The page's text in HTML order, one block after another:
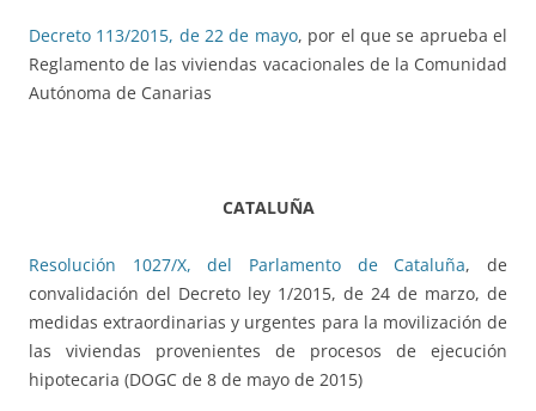
Decreto 113/2015, de 22 de mayo, por el que se aprueba el
Reglamento de las viviendas vacacionales de la Comunidad
Autónoma de Canarias
CATALUÑA
Resolución 1027/X, del Parlamento de Cataluña, de
convalidación del Decreto ley 1/2015, de 24 de marzo, de
medidas extraordinarias y urgentes para la movilización de
las viviendas provenientes de procesos de ejecución
hipotecaria (DOGC de 8 de mayo de 2015)